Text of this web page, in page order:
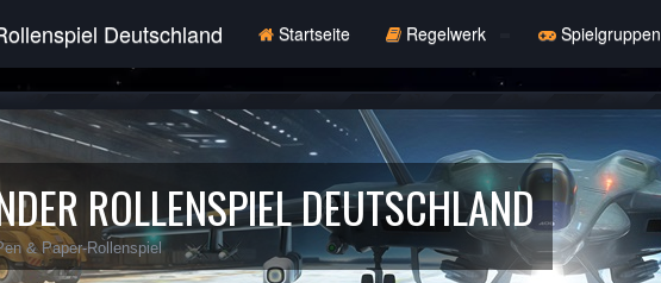
Deutschland Startseite Regelwerk Spielgruppen
ROLLENSPIEL DEUTSCHLAND
& Paper-Rollenspiel